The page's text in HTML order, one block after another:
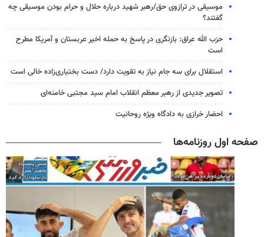
موسیقی در ترازوی حق/رهبر شهید درباره حلال و حرام بودن موسیقی چه
گفتند؟
حزب الله عراق: بازنگری در پاسخ به حمله اخیر عربستان و آمریکا مطرح
است
استقلال برای سه جام نیاز به تقویت دارد/ دست بختیاری‌زاده خالی است
تصویر جدیدی از رهبر معظم انقلاب امام سید مجتبی خامنه‌ای
احضار خرازی به دادگاه ویژه روحانیت
صفحه اول روزنامه‌ها